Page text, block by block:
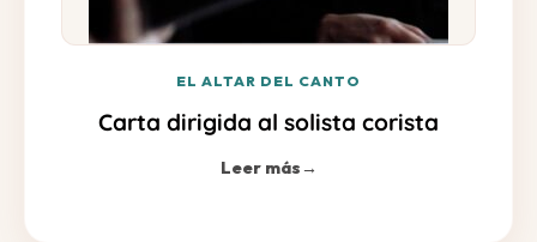
EL ALTAR DEL CANTO
Carta dirigida al solista corista
Leer más→